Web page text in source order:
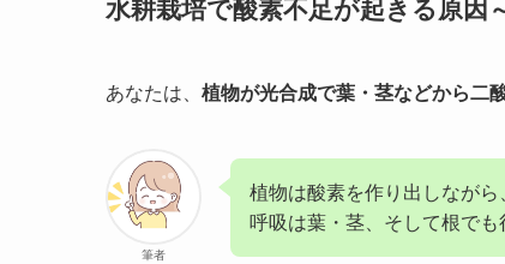
水耕栽培で酸素不足が起きる原因
あなたは、 植物が光合成で葉・茎などから二
筆者
植物は酸素を作り出しながら
呼吸は葉・茎、そして根でも